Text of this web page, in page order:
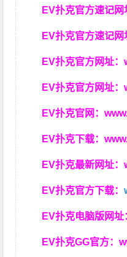
EV扑克官方速记网
EV扑克官方速记网
EV扑克官方网址：
EV扑克官方网址：
EV扑克官网：
EV扑克下载：
EV扑克最新网址：
EV扑克官方下载：
EV扑克电脑版网址
EV扑克GG官方：